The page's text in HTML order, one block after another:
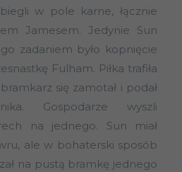
w pole karne, łącznie
Jamesem. Jedynie Sun
zadaniem było kopnięcie
Fulham. Piłka trafiła
się zamotał i podał
Gospodarze wyszli
na jednego. Sun miał
ale w bohaterski sposób
na pustą bramkę jednego